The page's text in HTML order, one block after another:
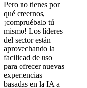
Pero no tienes por
qué creernos,
¡compruébalo tú
mismo! Los líderes
del sector están
aprovechando la
facilidad de uso
para ofrecer nuevas
experiencias
basadas en la IA a